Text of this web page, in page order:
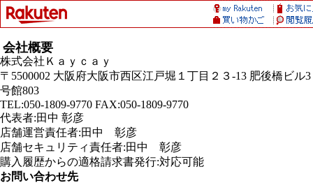
会社概要
株式会社Ｋａｙｃａｙ
〒5500002 大阪府大阪市西区江戸堀１丁目２３-13 肥後橋ビル3
号館803
TEL:050-1809-9770 FAX:050-1809-9770
代表者:田中 彰彦
店舗運営責任者:田中 彰彦
店舗セキュリティ責任者:田中 彰彦
購入履歴からの適格請求書発行:対応可能
お問い合わせ先